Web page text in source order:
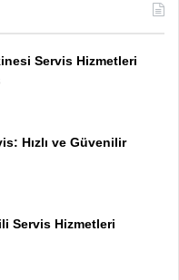
Servis Hizmetleri
Hızlı ve Güvenilir
Servis Hizmetleri